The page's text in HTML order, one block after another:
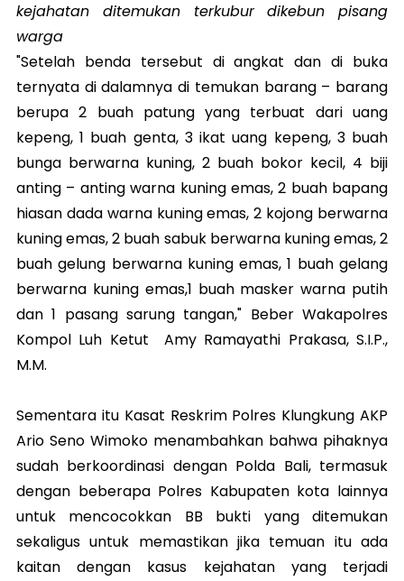
kejahatan ditemukan terkubur dikebun pisang
warga
"Setelah benda tersebut di angkat dan di buka
ternyata di dalamnya di temukan barang – barang
berupa 2 buah patung yang terbuat dari uang
kepeng, 1 buah genta, 3 ikat uang kepeng, 3 buah
bunga berwarna kuning, 2 buah bokor kecil, 4 biji
anting – anting warna kuning emas, 2 buah bapang
hiasan dada warna kuning emas, 2 kojong berwarna
kuning emas, 2 buah sabuk berwarna kuning emas, 2
buah gelung berwarna kuning emas, 1 buah gelang
berwarna kuning emas,1 buah masker warna putih
dan 1 pasang sarung tangan," Beber Wakapolres
Kompol Luh Ketut Amy Ramayathi Prakasa, S.I.P.,
M.M.
Sementara itu Kasat Reskrim Polres Klungkung AKP
Ario Seno Wimoko menambahkan bahwa pihaknya
sudah berkoordinasi dengan Polda Bali, termasuk
dengan beberapa Polres Kabupaten kota lainnya
untuk mencocokkan BB bukti yang ditemukan
sekaligus untuk memastikan jika temuan itu ada
kaitan dengan kasus kejahatan yang terjadi